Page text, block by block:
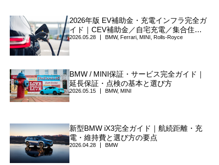
2026年版 EV補助金・充電インフラ完全ガ
イド｜CEV補助金／自宅充電／集合住宅
／V2H／自治体上乗せまで、確認手順を一
2026.05.28 BMW,Ferrari ,MINI ,Rolls-Royce
BMW / MINI保証・サービス完全ガイド｜
延長保証・点検の基本と選び方
2026.05.15 BMW, MINI
新型BMW iX3完全ガイド｜航続距離・充
電・維持費と選び方の要点
2026.04.28 BMW